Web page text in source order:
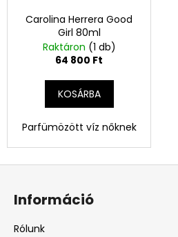
Carolina Herrera Good
Girl 80ml
Raktáron (1 db)
64 800 Ft
KOSÁRBA
Parfümözött víz nőknek
L
Információ
Rólunk